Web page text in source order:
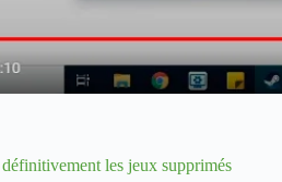
les jeux supprimés